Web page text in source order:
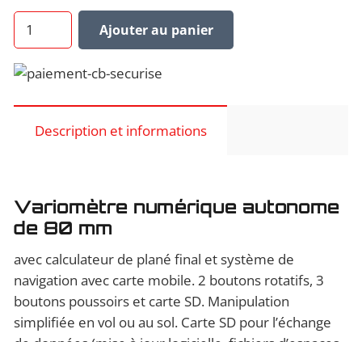
quantité
de
Variomètre
LXNAV
S80
Ajouter au panier
Description et informations
Variomètre numérique autonome
de 80 mm
avec calculateur de plané final et système de
navigation avec carte mobile. 2 boutons rotatifs, 3
boutons poussoirs et carte SD. Manipulation
simplifiée en vol ou au sol. Carte SD pour l’échange